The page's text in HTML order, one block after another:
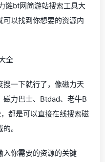
链bt网简游站搜索工具大
以找到你想要的资源内
全
一下就行了，像磁力天
磁力巴士、Btdad、老牛B
都是可以直接在线搜索磁
。
入你需要的资源的关键